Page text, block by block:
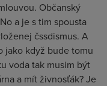
Občanský
a je s tim spousta
čssdismus. A
jako když bude tomu
voda tak musim být
a mít živnosťák? Je